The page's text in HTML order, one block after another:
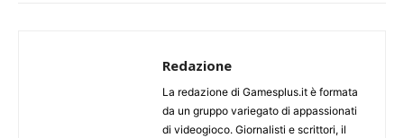
Redazione
La redazione di Gamesplus.it è formata
da un gruppo variegato di appassionati
di videogioco. Giornalisti e scrittori, il